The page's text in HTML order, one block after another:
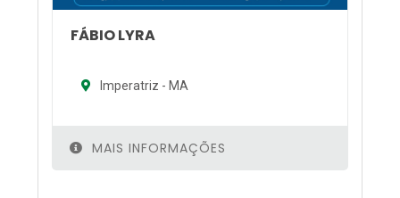
FÁBIO LYRA
Imperatriz - MA
MAIS INFORMAÇÕES